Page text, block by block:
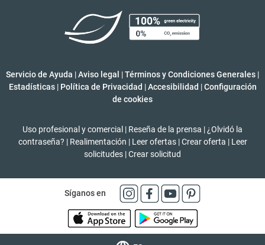
Servicio de Ayuda |Aviso legal |Términos y Condiciones Generales |
Estadísticas | Política de Privacidad | Accesibilidad | Configuración
de cookies
Uso profesional y comercial | Reseña de la prensa | ¿Olvidó la
contraseña? | Realimentación | Leer ofertas | Crear oferta | Leer
solicitudes |Crear solicitud
Síganos en